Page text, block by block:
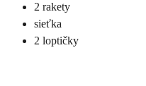
2 rakety
sieťka
2 loptičky